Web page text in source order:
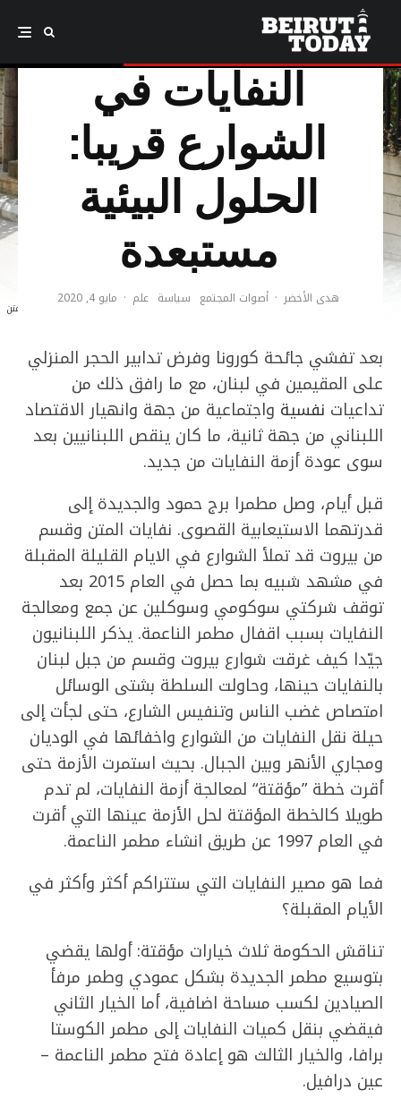
النفايات في
الشوارع قريبا:
الحلول البيئية
مستبعدة
هدى الأخضر · أصوات المجتمع سياسة علم · مايو 4, 2020
بعد تفشي جائحة كورونا وفرض تدابير الحجر المنزلي
على المقيمين في لبنان، مع ما رافق ذلك من
تداعيات نفسية واجتماعية من جهة وانهيار الاقتصاد
اللبناني من جهة ثانية، ما كان ينقص اللبنانيين بعد
سوى عودة أزمة النفايات من جديد.
قبل أيام، وصل مطمرا برج حمود والجديدة إلى
قدرتهما الاستيعابية القصوى. نفايات المتن وقسم
من بيروت قد تملأ الشوارع في الايام القليلة المقبلة
في مشهد شبيه بما حصل في العام 2015 بعد
توقف شركتي سوكومي وسوكلين عن جمع ومعالجة
النفايات بسبب اقفال مطمر الناعمة. يذكر اللبنانيون
جيّدا كيف غرقت شوارع بيروت وقسم من جبل لبنان
بالنفايات حينها، وحاولت السلطة بشتى الوسائل
امتصاص غضب الناس وتنفيس الشارع، حتى لجأت إلى
حيلة نقل النفايات من الشوارع واخفائها في الوديان
ومجاري الأنهر وبين الجبال. بحيث استمرت الأزمة حتى
أقرت خطة ”مؤقتة“ لمعالجة أزمة النفايات، لم تدم
طويلا كالخطة المؤقتة لحل الأزمة عينها التي أقرت
في العام 1997 عن طريق انشاء مطمر الناعمة.
فما هو مصير النفايات التي ستتراكم أكثر وأكثر في
الأيام المقبلة؟
تناقش الحكومة ثلاث خيارات مؤقتة: أولها يقضي
بتوسيع مطمر الجديدة بشكل عمودي وطمر مرفأ
الصيادين لكسب مساحة اضافية، أما الخيار الثاني
فيقضي بنقل كميات النفايات إلى مطمر الكوستا
برافا، والخيار الثالث هو إعادة فتح مطمر الناعمة –
عين درافيل.